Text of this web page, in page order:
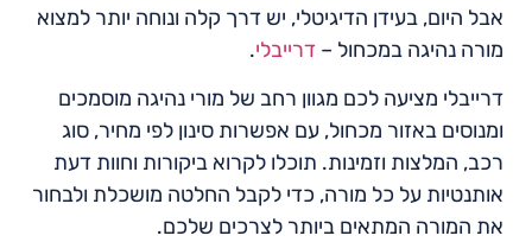
אבל היום, בעידן הדיגיטלי, יש דרך קלה ונוחה יותר למצוא
מורה נהיגה במכחול – דרייבלי.
דרייבלי מציעה לכם מגוון רחב של מורי נהיגה מוסמכים
ומנוסים באזור מכחול, עם אפשרות סינון לפי מחיר, סוג
רכב, המלצות וזמינות. תוכלו לקרוא ביקורות וחוות דעת
אותנטיות על כל מורה, כדי לקבל החלטה מושכלת ולבחור
את המורה המתאים ביותר לצרכים שלכם.